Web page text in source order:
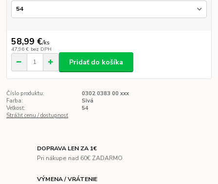
58,99 €/ks
47,96 € bez DPH
Pridať do košíka
Číslo produktu:
0302 0383 00 xxx
Farba:
Sivá
Veľkosť:
54
Strážiť cenu / dostupnosť
DOPRAVA LEN ZA 1€
Pri nákupe nad 60€ ZADARMO
VÝMENA / VRÁTENIE